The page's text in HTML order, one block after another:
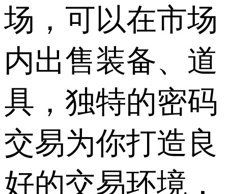
场，可以在市场
内出售装备、道
具，独特的密码
交易为你打造良
好的交易环境，